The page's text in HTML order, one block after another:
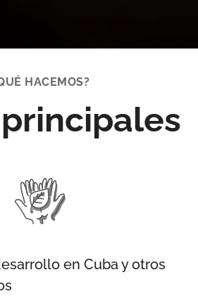
HACEMOS?
en Cuba y otros